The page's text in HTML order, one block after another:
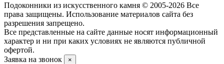
Подоконники из искусственного камня © 2005-2026 Все
права защищены. Использование материалов сайта без
разрешения запрещено.
Все представленные на сайте данные носят информационный
характер и ни при каких условиях не являются публичной
офертой.
Заявка на звонок
×